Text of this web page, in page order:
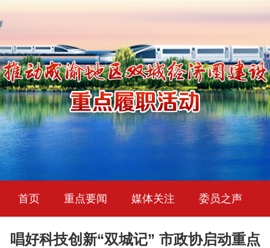
首页 重点要闻 媒体关注 委员之声
唱好科技创新“双城记” 市政协启动重点